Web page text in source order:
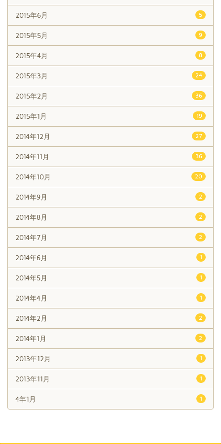
5
2015年6月
9
2015年5月
8
2015年4月
24
2015年3月
36
2015年2月
19
2015年1月
27
2014年12月
36
2014年11月
20
2014年10月
2
2014年9月
2
2014年8月
2
2014年7月
1
2014年6月
1
2014年5月
1
2014年4月
2
2014年2月
2
2014年1月
1
2013年12月
1
2013年11月
1
4年1月